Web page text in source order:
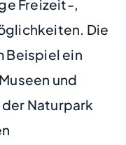
Freizeit-,
Die
Beispiel ein
und
Naturpark